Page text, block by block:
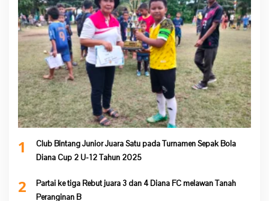
1
Club Bintang Junior Juara Satu pada Turnamen Sepak Bola
Diana Cup 2 U-12 Tahun 2025
2
Partai ke tiga Rebut juara 3 dan 4 Diana FC melawan Tanah
Peranginan B